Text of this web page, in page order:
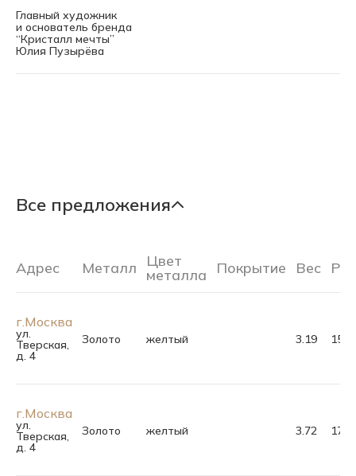
Главный художник
и основатель бренда
“Кристалл мечты”
Юлия Пузырёва
Все предложения
Адрес Металл Цвет
металла Покрытие Вес
г.Москва
ул.
Тверская,
д. 4
Золото желтый 3.19 15.5
г.Москва
ул.
Тверская,
д. 4
Золото желтый 3.72 17.5